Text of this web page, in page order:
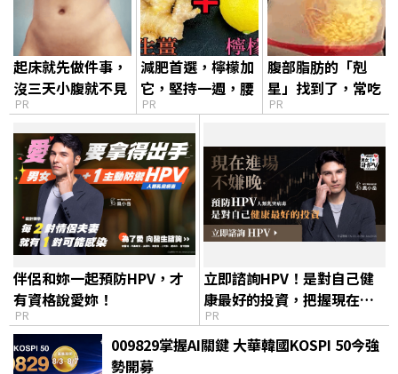
起床就先做件事，
沒三天小腹就不見
了! 肚子一天天變
小！
PR
減肥首選，檸檬加
它，堅持一週，腰
細了，瘦到你懷疑
人生
PR
腹部脂肪的「剋
星」找到了，常吃
這幾物，吃走大肚
PR
伴侶和妳一起預防HPV，才
有資格說愛妳！
PR
立即諮詢HPV！是對自己健
康最好的投資，把握現在不
嫌晚！
PR
009829掌握AI關鍵 大華韓國KOSPI 50今強
勢開募